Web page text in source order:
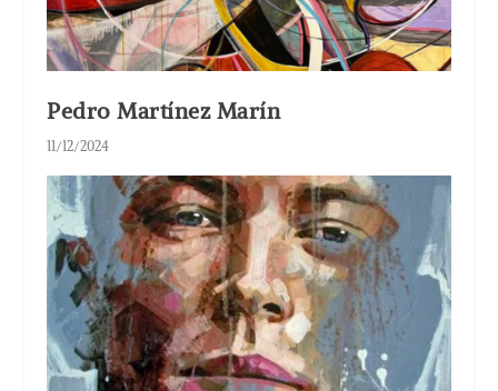
Pedro Martínez Marín
11/12/2024